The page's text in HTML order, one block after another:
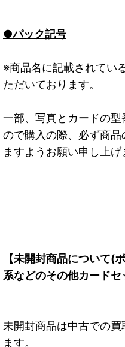
●パック記号
※商品名に記載されてい
ただいております。
一部、写真とカードの
ので購入の際、必ず商
ますようお願い申し上げ
【未開封商品について(
系などのその他カードセ
未開封商品は中古での
ます。